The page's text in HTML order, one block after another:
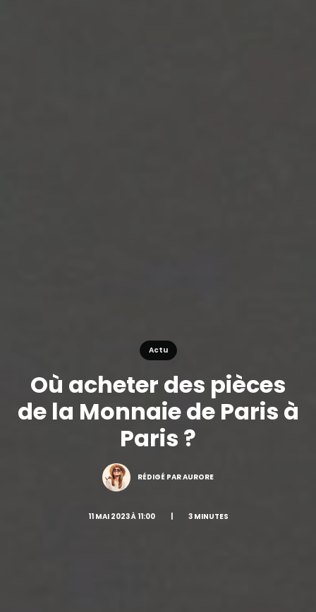
Actu
Où acheter des pièces
de la Monnaie de Paris à
Paris ?
RÉDIGÉ PAR AURORE
11 MAI 2023 À 11:00 | 3 MINUTES